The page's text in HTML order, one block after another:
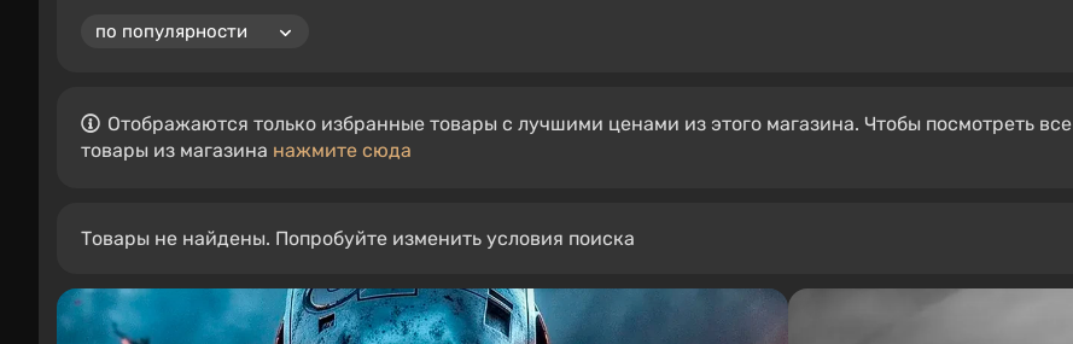
Отображаются только избранные товары с лучшими ценами из этого магазина. Чтобы посмотреть все
товары из магазина нажмите сюда
Товары не найдены. Попробуйте изменить условия поиска